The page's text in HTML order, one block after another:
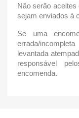
Não serão
sejam enviados à
Se uma
errada/
levantada
responsável
encomenda.